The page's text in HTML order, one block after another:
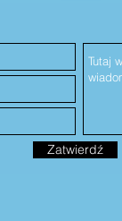
Zatwierdź